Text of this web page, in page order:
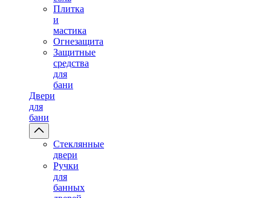
Плитка
и
мастика
Огнезащита
Защитные
средства
для
бани
Двери
для
бани
Стеклянные
двери
Ручки
для
банных